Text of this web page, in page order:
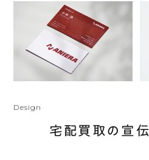
Design
宅配買取の宣伝